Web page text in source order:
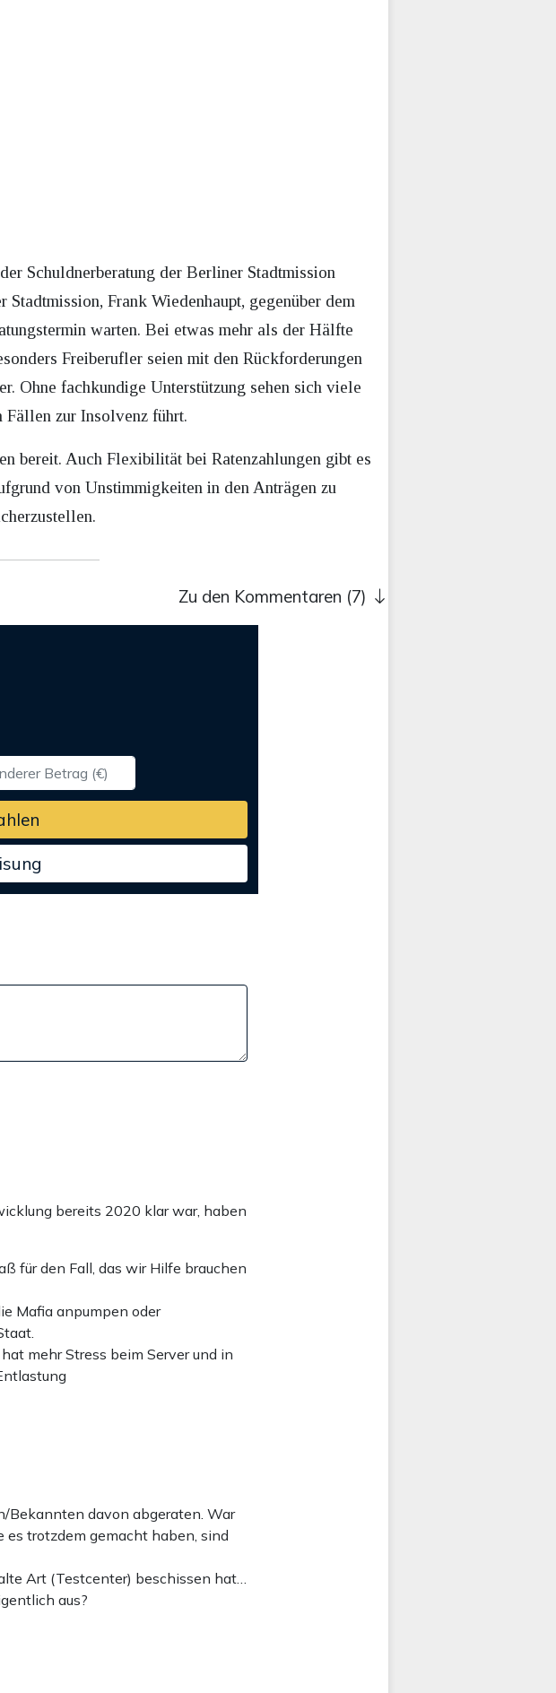
Schuldnerberatung der Berliner Stadtmission
Frank Wiedenhaupt, gegenüber dem
warten. Bei etwas mehr als der Hälfte
Freiberufler seien mit den Rückforderungen
Ohne fachkundige Unterstützung sehen sich viele
Fällen zur Insolvenz führt.
bereit. Auch Flexibilität bei Ratenzahlungen gibt es
von Unstimmigkeiten in den Anträgen zu
Zu den Kommentaren (7)
bereits 2020 klar war, haben
für den Fall, das wir Hilfe brauchen
Mafia anpumpen oder
mehr Stress beim Server und in
Bekannten davon abgeraten. War
es trotzdem gemacht haben, sind
Art (Testcenter) beschissen hat…
aus?